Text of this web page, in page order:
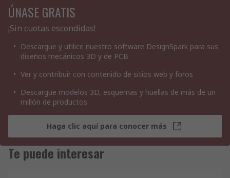
ÚNASE GRATIS
¡Sin cuotas escondidas!
Descargue y utilice nuestro software DesignSpark para sus
diseños mecánicos 3D y de PCB
Ver y contribuir con contenido de sitios web y foros
Descargue modelos 3D, esquemas y huellas de más de un
millón de productos
Haga clic aquí para conocer más
Te puede interesar